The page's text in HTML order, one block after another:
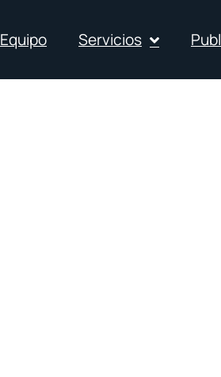
Equipo Servicios